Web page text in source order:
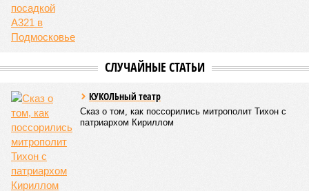
СЛУЧАЙНЫЕ СТАТЬИ
КУКОЛЬный театр
Сказ о том, как поссорились митрополит Тихон с
патриархом Кириллом